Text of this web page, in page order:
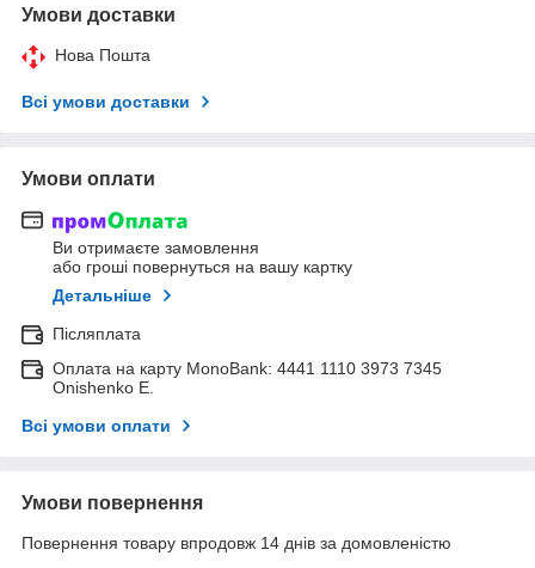
Умови доставки
Нова Пошта
Всі умови доставки
Умови оплати
Ви отримаєте замовлення
або гроші повернуться на вашу картку
Детальніше
Післяплата
Оплата на карту MonoBank: 4441 1110 3973 7345
Onishenko E.
Всі умови оплати
Умови повернення
Повернення товару впродовж 14 днів за домовленістю